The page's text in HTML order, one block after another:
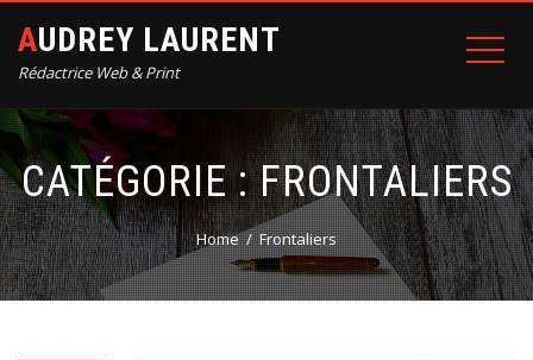
AUDREY LAURENT
Rédactrice Web & Print
CATÉGORIE :FRONTALIERS
Home Frontaliers